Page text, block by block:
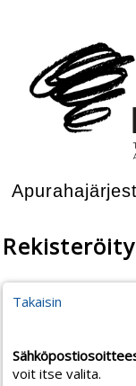
Takaisin
voit itse valita.